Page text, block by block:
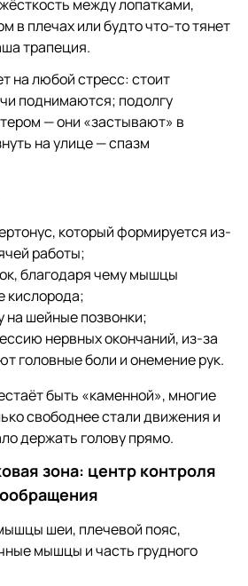
между лопатками,
в плечах или будто что-то тянет
трапеция.
на любой стресс: стоит
поднимаются; подолгу
— они «застывают» в
на улице — спазм
который формируется из-
работы;
благодаря чему мышцы
кислорода;
на шейные позвонки;
нервных окончаний, из-за
головные боли и онемение рук.
быть «каменной», многие
свободнее стали движения и
держать голову прямо.
зона: центр контроля
шеи, плечевой пояс,
мышцы и часть грудного